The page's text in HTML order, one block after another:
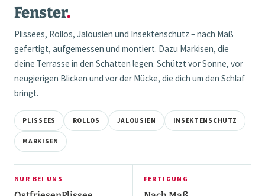
03 — FENSTER
Fenster.
Plissees, Rollos, Jalousien und Insektenschutz – nach Maß
gefertigt, aufgemessen und montiert. Dazu Markisen, die
deine Terrasse in den Schatten legen. Schützt vor Sonne, vor
neugierigen Blicken und vor der Mücke, die dich um den Schlaf
bringt.
PLISSEES ROLLOS JALOUSIEN INSEKTENSCHUTZ
MARKISEN
NUR BEI UNS FERTIGUNG